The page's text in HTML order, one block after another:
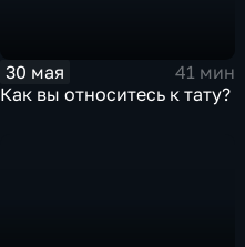
30 мая
41 мин
Как вы относитесь к тату?